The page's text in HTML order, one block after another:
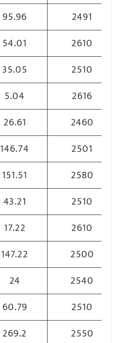
95.96
2491
54.01
2610
35.05
2510
5.04
2616
26.61
2460
146.74
2501
151.51
2580
43.21
2510
17.22
2610
147.22
2500
24
2540
60.79
2510
269.2
2550